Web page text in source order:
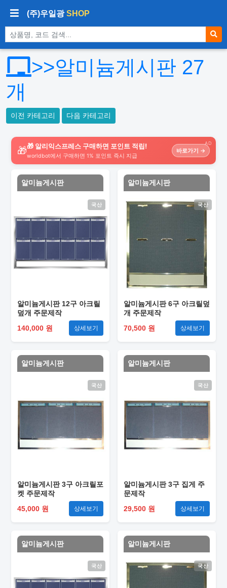
(주)우일광SHOP
상품 검색
>>알미늄게시판 27
개
이전 카테고리 다음 카테고리
AD
🎁🎁 알리익스프레스 구매하면 포인트 적립!
worldbot에서 구매하면 1% 포인트 즉시 지급
바로가기 →
알미늄게시판
국산
알미늄게시판 12구 아크릴
덮개 주문제작
140,000 원
상세보기
알미늄게시판
국산
알미늄게시판 6구 아크릴덮
개 주문제작
70,500 원
상세보기
알미늄게시판
국산
알미늄게시판 3구 아크릴포
켓 주문제작
45,000 원
상세보기
알미늄게시판
국산
알미늄게시판 3구 집게 주
문제작
29,500 원
상세보기
알미늄게시판
국산
알미늄게시판
국산